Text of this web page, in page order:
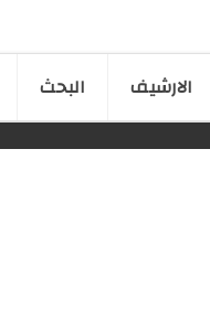
الارشیف البحث